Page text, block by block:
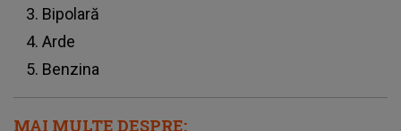
Bipolară
Arde
Benzina
MAI MULTE DESPRE: